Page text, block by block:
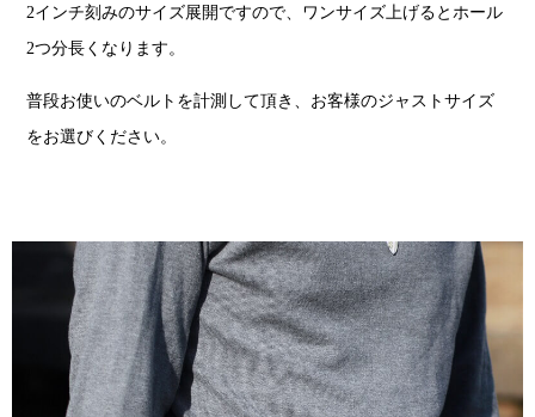
2インチ刻みのサイズ展開ですので、ワンサイズ上げるとホール
2つ分長くなります。
普段お使いのベルトを計測して頂き、お客様のジャストサイズ
をお選びください。